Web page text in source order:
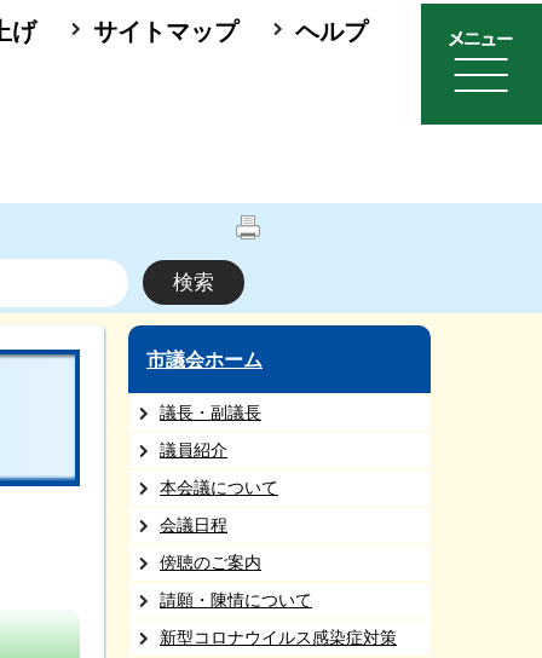
げ サイトマップ ヘルプ
市議会ホーム
議長・副議長
議員紹介
本会議について
会議日程
傍聴のご案内
請願・陳情について
新型コロナウイルス感染症対策